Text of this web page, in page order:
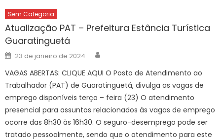
Sem Categoria
Atualização PAT – Prefeitura Estância Turística
Guaratinguetá
Posted
on
23 de janeiro de 2024
VAGAS ABERTAS: CLIQUE AQUI O Posto de Atendimento ao
Trabalhador (PAT) de Guaratinguetá, divulga as vagas de
emprego disponíveis terça – feira (23) O atendimento
presencial para assuntos relacionados às vagas de emprego
ocorre das 8h30 às 16h30. O seguro-desemprego pode ser
tratado pessoalmente, sendo que o atendimento para este